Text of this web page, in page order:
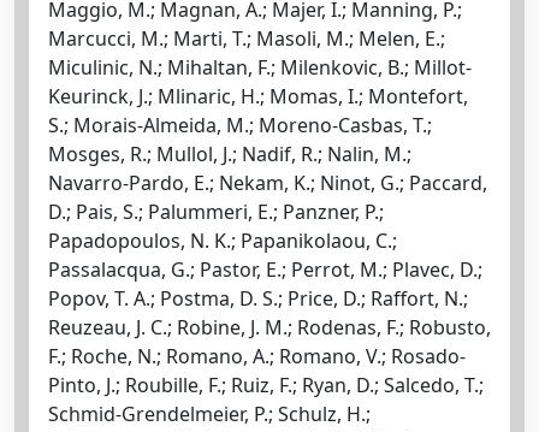
Maggio, M.; Magnan, A.; Majer, I.; Manning, P.;
Marcucci, M.; Marti, T.; Masoli, M.; Melen, E.;
Miculinic, N.; Mihaltan, F.; Milenkovic, B.; Millot-
Keurinck, J.; Mlinaric, H.; Momas, I.; Montefort,
S.; Morais-Almeida, M.; Moreno-Casbas, T.;
Mosges, R.; Mullol, J.; Nadif, R.; Nalin, M.;
Navarro-Pardo, E.; Nekam, K.; Ninot, G.; Paccard,
D.; Pais, S.; Palummeri, E.; Panzner, P.;
Papadopoulos, N. K.; Papanikolaou, C.;
Passalacqua, G.; Pastor, E.; Perrot, M.; Plavec, D.;
Popov, T. A.; Postma, D. S.; Price, D.; Raffort, N.;
Reuzeau, J. C.; Robine, J. M.; Rodenas, F.; Robusto,
F.; Roche, N.; Romano, A.; Romano, V.; Rosado-
Pinto, J.; Roubille, F.; Ruiz, F.; Ryan, D.; Salcedo, T.;
Schmid-Grendelmeier, P.; Schulz, H.;